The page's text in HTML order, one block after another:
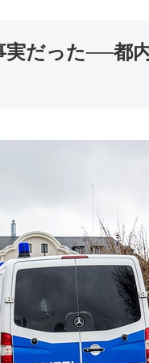
実だった──都